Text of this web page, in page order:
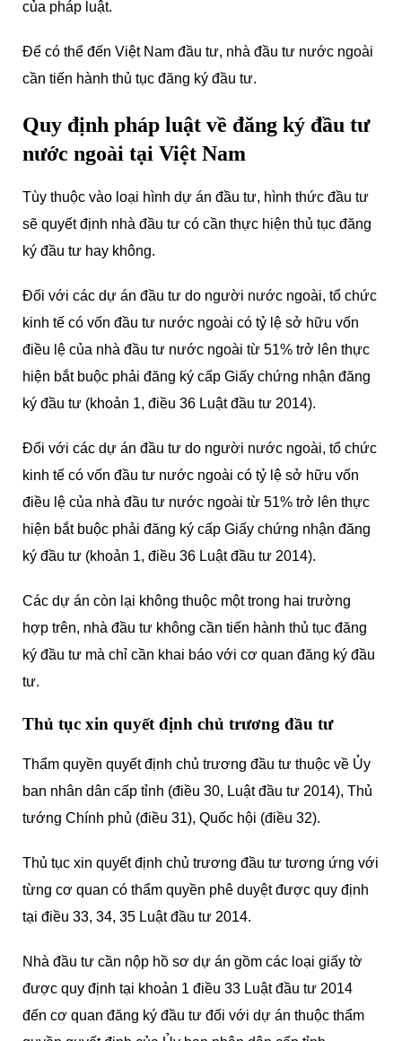
của pháp luật.
Để có thể đến Việt Nam đầu tư, nhà đầu tư nước ngoài
cần tiến hành thủ tục đăng ký đầu tư.
Quy định pháp luật về đăng ký đầu tư
nước ngoài tại Việt Nam
Tùy thuộc vào loại hình dự án đầu tư, hình thức đầu tư
sẽ quyết định nhà đầu tư có cần thực hiện thủ tục đăng
ký đầu tư hay không.
Đối với các dự án đầu tư do người nước ngoài, tổ chức
kinh tế có vốn đầu tư nước ngoài có tỷ lệ sở hữu vốn
điều lệ của nhà đầu tư nước ngoài từ 51% trở lên thực
hiện bắt buộc phải đăng ký cấp Giấy chứng nhận đăng
ký đầu tư (khoản 1, điều 36 Luật đầu tư 2014).
Đối với các dự án đầu tư do người nước ngoài, tổ chức
kinh tế có vốn đầu tư nước ngoài có tỷ lệ sở hữu vốn
điều lệ của nhà đầu tư nước ngoài từ 51% trở lên thực
hiện bắt buộc phải đăng ký cấp Giấy chứng nhận đăng
ký đầu tư (khoản 1, điều 36 Luật đầu tư 2014).
Các dự án còn lại không thuộc một trong hai trường
hợp trên, nhà đầu tư không cần tiến hành thủ tục đăng
ký đầu tư mà chỉ cần khai báo với cơ quan đăng ký đầu
tư.
Thủ tục xin quyết định chủ trương đầu tư
Thẩm quyền quyết định chủ trương đầu tư thuộc về Ủy
ban nhân dân cấp tỉnh (điều 30, Luật đầu tư 2014), Thủ
tướng Chính phủ (điều 31), Quốc hội (điều 32).
Thủ tục xin quyết định chủ trương đầu tư tương ứng với
từng cơ quan có thẩm quyền phê duyệt được quy định
tại điều 33, 34, 35 Luật đầu tư 2014.
Nhà đầu tư cần nộp hồ sơ dự án gồm các loại giấy tờ
được quy định tại khoản 1 điều 33 Luật đầu tư 2014
đến cơ quan đăng ký đầu tư đối với dự án thuộc thẩm